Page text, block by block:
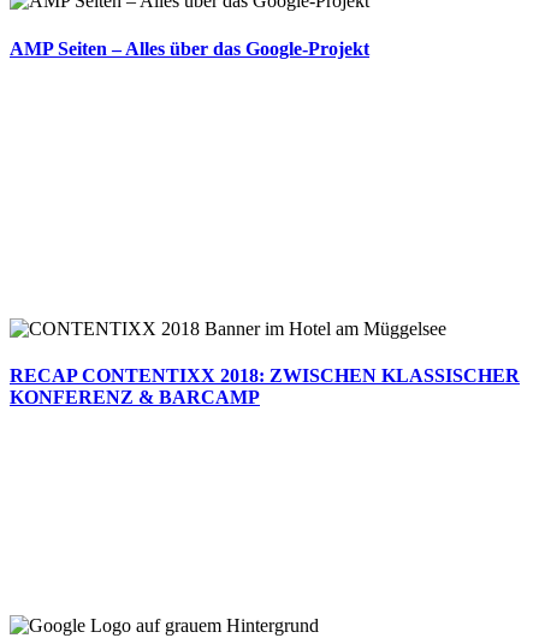
AMP Seiten – Alles über das Google-Projekt
RECAP CONTENTIXX 2018: ZWISCHEN KLASSISCHER
KONFERENZ & BARCAMP